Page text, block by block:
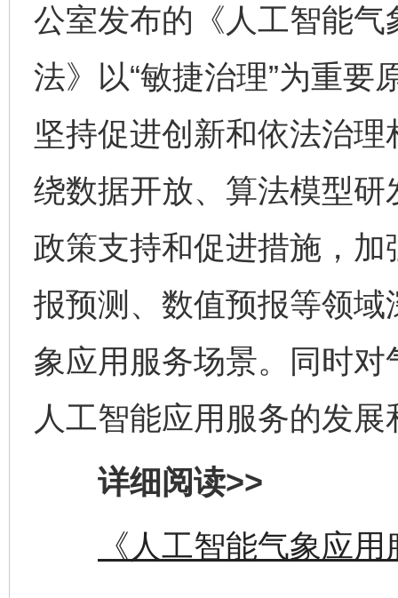
公室发布的《人工智能
法》以“敏捷治理”为重要
坚持促进创新和依法治
绕数据开放、算法模型
政策支持和促进措施，
报预测、数值预报等领
象应用服务场景。同时
人工智能应用服务的发
详细阅读>>
《人工智能气象应
完善运行机制助力责任有效落实 一纸欠